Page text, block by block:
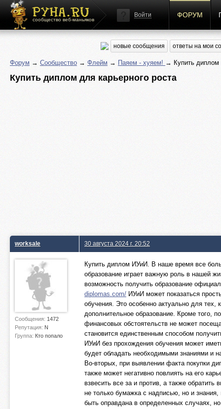
сообщество веб-маньяков
Войти ФОРУМ
новые сообщения ответы на мои
Форум → Сообщество → Флейм → Паяем - хуяем! → Купить диплом
Купить диплом для карьерного роста
worksale
Сообщения: 1472
Репутация: N
Группа: Кто попало
30 августа 2024 г. 20:52
Купить диплом ИУиИ. В наше время все
образование играет важную роль в нашей
возможность получить образование
diplomas.com/ ИУиИ может показаться
обучения. Это особенно актуально для
дополнительное образование. Кроме того,
финансовых обстоятельств не может
становится единственным способом
ИУиИ без прохождения обучения может
будет обладать необходимыми знаниями и
Во-вторых, при выявлении факта покупки
также может негативно повлиять на его
взвесить все за и против, а также
не только бумажка с надписью, но и
быть оправдана в определенных случаях,